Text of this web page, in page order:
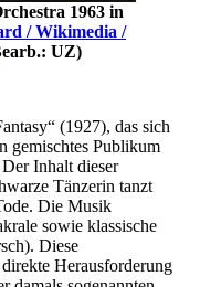
1963 in
/ Wikimedia /
UZ)
(1927), das sich
gemischtes Publikum
Inhalt dieser
Tänzerin tanzt
Die Musik
sowie klassische
Diese
Herausforderung